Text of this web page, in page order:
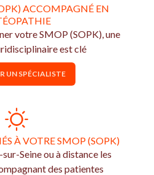
ACCOMPAGNÉ EN
votre SMOP (SOPK), une
est clé
UN SPÉCIALISTE
À VOTRE SMOP (SOPK)
Seine ou à distance les
des patientes